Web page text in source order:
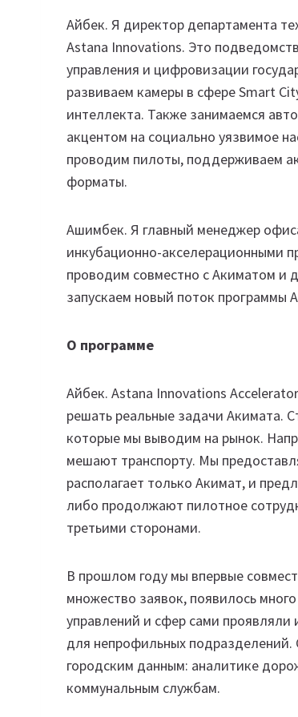
Айбек. Я директор департамента
Astana Innovations. Это
управления и цифровизации
развиваем камеры в сфере Smart
интеллекта. Также занимаемся
акцентом на социально уязвимое
проводим пилоты, поддерживаем
форматы.
Ашимбек. Я главный менеджер
инкубационно-акселерационными
проводим совместно с Акиматом и
запускаем новый поток программы
О программе
Айбек. Astana Innovations
решать реальные задачи Акимата.
которые мы выводим на рынок.
мешают транспорту. Мы
располагает только Акимат, и
либо продолжают пилотное
третьими сторонами.
В прошлом году мы впервые
множество заявок, появилось
управлений и сфер сами проявляли
для непрофильных подразделений.
городским данным: аналитике
коммунальным службам.